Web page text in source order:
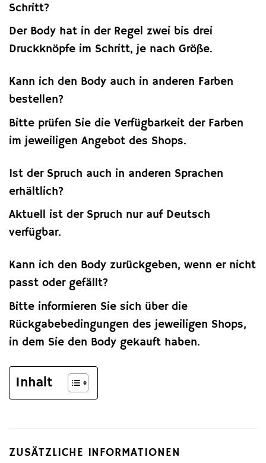
Schritt?
Der Body hat in der Regel zwei bis drei
Druckknöpfe im Schritt, je nach Größe.
Kann ich den Body auch in anderen Farben
bestellen?
Bitte prüfen Sie die Verfügbarkeit der Farben
im jeweiligen Angebot des Shops.
Ist der Spruch auch in anderen Sprachen
erhältlich?
Aktuell ist der Spruch nur auf Deutsch
verfügbar.
Kann ich den Body zurückgeben, wenn er nicht
passt oder gefällt?
Bitte informieren Sie sich über die
Rückgabebedingungen des jeweiligen Shops,
in dem Sie den Body gekauft haben.
Inhalt
ZUSÄTZLICHE INFORMATIONEN